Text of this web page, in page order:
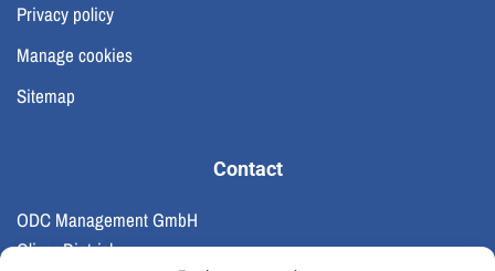
Privacy policy
Manage cookies
Sitemap
Contact
ODC Management GmbH
Oliver Dietrich